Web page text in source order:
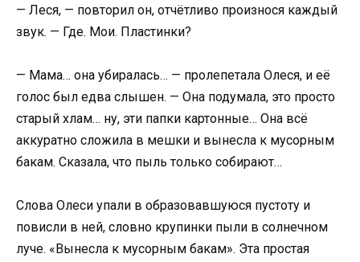
— Леся, — повторил он, отчётливо произнося каждый
звук. — Где. Мои. Пластинки?
— Мама… она убиралась… — пролепетала Олеся, и её
голос был едва слышен. — Она подумала, это просто
старый хлам… ну, эти папки картонные… Она всё
аккуратно сложила в мешки и вынесла к мусорным
бакам. Сказала, что пыль только собирают…
Слова Олеси упали в образовавшуюся пустоту и
повисли в ней, словно крупинки пыли в солнечном
луче. «Вынесла к мусорным бакам». Эта простая